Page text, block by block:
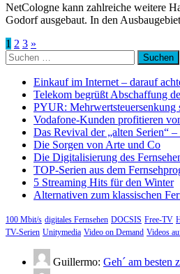
NetCologne kann zahlreiche weitere
Godorf ausgebaut. In den
Seitennummerierung
der
Beiträge
1 2 3 »
Suchen
nach:
Einkauf im Internet – darauf
Telekom begrüßt Abschaffung
PYUR: Mehrwertsteuersenkung
Vodafone-Kunden profitieren
Das Revival der „alten Serien“
Die Sorgen von Arte und Co
Die Digitalisierung des
TOP-Serien aus dem
5 Streaming Hits für den Winter
Alternativen zum klassischen
100 Mbit/s digitales Fernsehen DOCSIS Free-TV
TV-Serien Unitymedia Video on Demand Videos
Guillermo: Geh´ am besten